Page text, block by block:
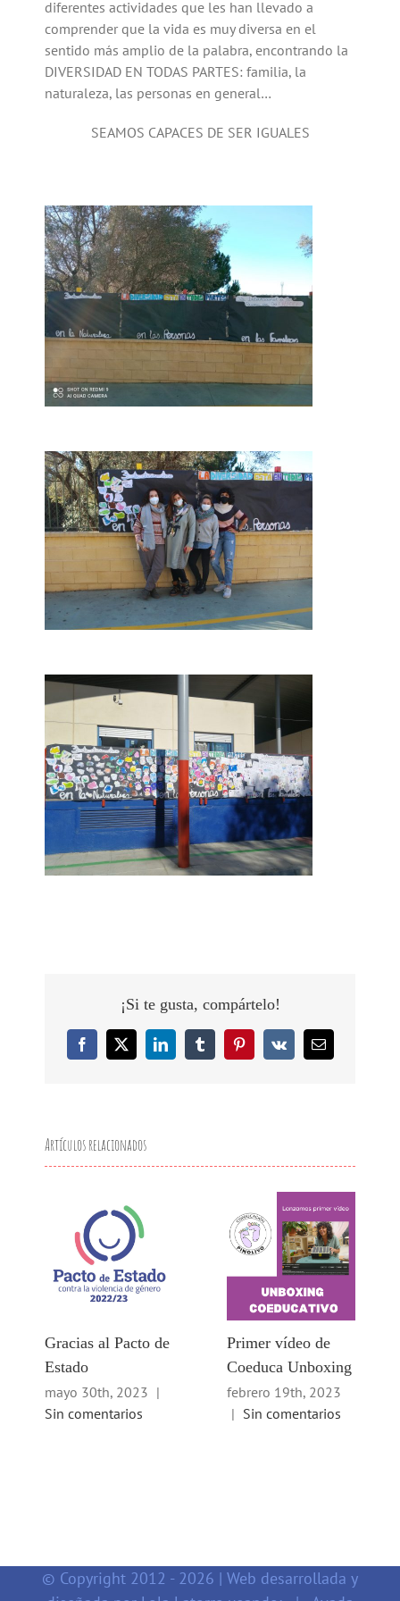
diferentes actividades que les han llevado a
comprender que la vida es muy diversa en el
sentido más amplio de la palabra, encontrando la
DIVERSIDAD EN TODAS PARTES: familia, la
naturaleza, las personas en general…
SEAMOS CAPACES DE SER IGUALES
¡Si te gusta, compártelo!
Facebook
X LinkedInTumblrPinterest
Vk
Correo
Artículos relacionados
Gracias al Pacto de
Estado
mayo 30th, 2023 |
Sin comentarios
Primer vídeo de
Coeduca Unboxing
febrero 19th, 2023
| Sin comentarios
© Copyright 2012 - 2026 | Web desarrollada y